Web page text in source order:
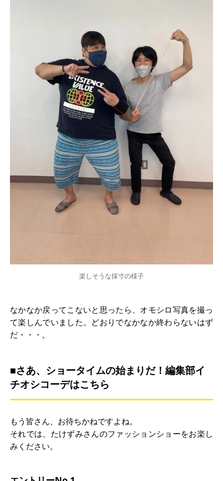
楽しそうな採寸の様子
なかなか戻ってこないと思ったら、オモシロ写真を撮っ
て楽しんでいました。どおりでなかなか終わらないはず
だ・・・。
■さあ、ショータイムの始まりだ！編集部イ
チオシコーデはこちら
もう皆さん、お待ちかねですよね。
それでは、たけずみさんのファッションショーをお楽し
みください。